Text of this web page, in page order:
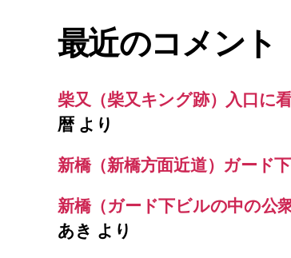
最近のコメント
柴又（柴又キング跡）入口に
暦より
新橋（新橋方面近道）ガード
新橋（ガード下ビルの中の公
あき より